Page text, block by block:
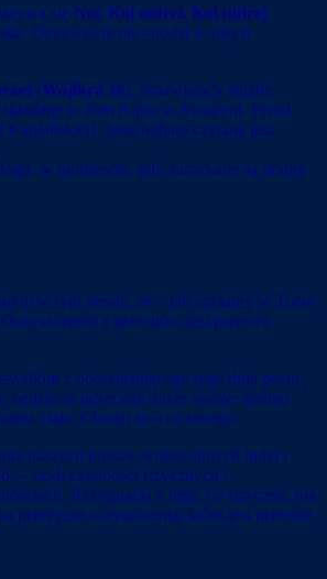
się Noc Kol nidrei. Kol nidrej
Oczywiście nie chodzi w niej o
(Wajikra 16), omawiający służbę
w Jom Kipur w Świątyni. Przed
Kapłańskiej). Jako haftara czytana jest
w momencie, gdy zamykane są bramy
w tym sensie, że – jak czytamy w Torze
z grzechów jest przecież
z obowiązującego tego dnia postu.
udręczali dusze wasze; żadnej
ciała. Chodzi tu o co innego.
naszych postaw wobec innych ludzi i
– czyli czynności fizycznych i
Rezygnacja z tego, co fizyczne, ma
przeżycie oczyszczenia, które jest przecież